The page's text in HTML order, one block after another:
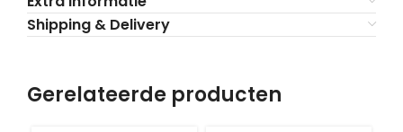
Shipping & Delivery
Gerelateerde producten